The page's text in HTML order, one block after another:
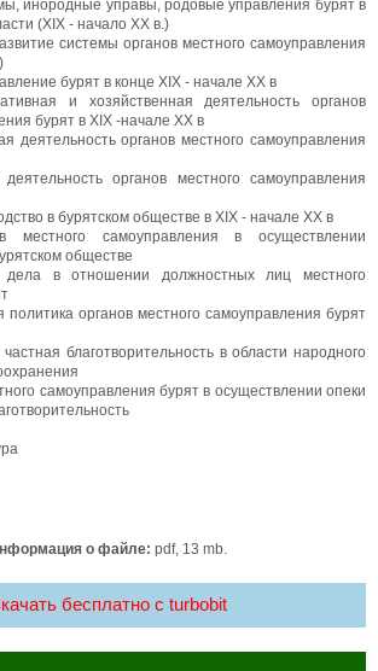
инородные управы, родовые управления бурят в
(XIX - начало ХХ в.)
системы органов местного самоуправления
бурят в конце XIX - начале ХХ в
и хозяйственная деятельность органов
бурят в XIX -начале ХХ в
деятельность органов местного самоуправления
органов местного самоуправления
в бурятском обществе в XIX - начале ХХ в
самоуправления в осуществлении
обществе
в отношении должностных лиц местного
политика органов местного самоуправления бурят
благотворительность в области народного
самоуправления бурят в осуществлении опеки
о файле: pdf, 13 mb.
бесплатно c turbobit